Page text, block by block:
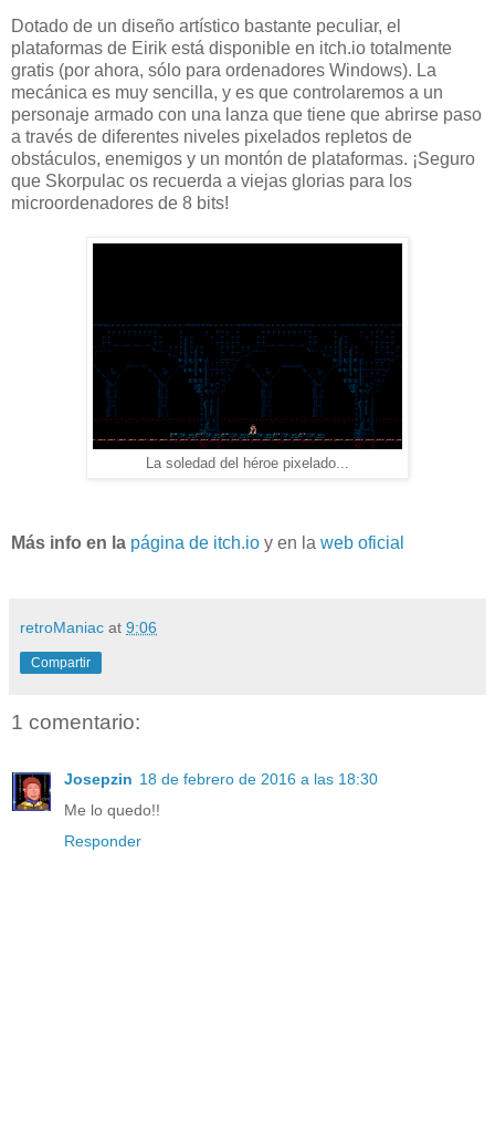
Dotado de un diseño artístico bastante peculiar, el
plataformas de Eirik está disponible en itch.io totalmente
gratis (por ahora, sólo para ordenadores Windows). La
mecánica es muy sencilla, y es que controlaremos a un
personaje armado con una lanza que tiene que abrirse paso
a través de diferentes niveles pixelados repletos de
obstáculos, enemigos y un montón de plataformas. ¡Seguro
que Skorpulac os recuerda a viejas glorias para los
microordenadores de 8 bits!
La soledad del héroe pixelado...
Más info en la página de itch.io y en la web oficial
retroManiac at 9:06
Compartir
1 comentario:
Josepzin 18 de febrero de 2016 a las 18:30
Me lo quedo!!
Responder